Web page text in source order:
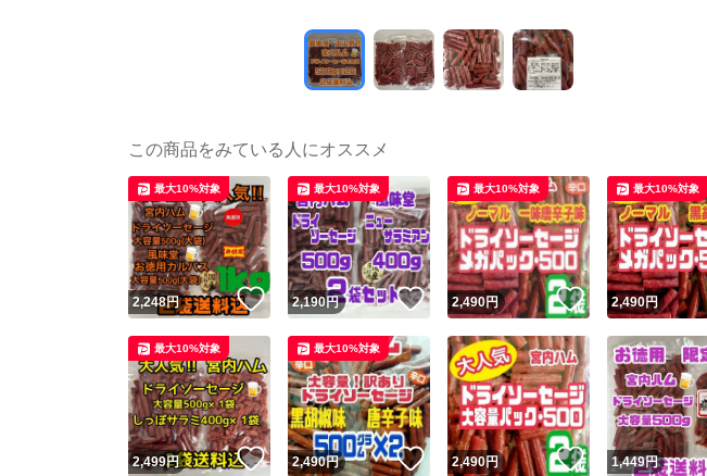
この商品をみている人にオススメ
2,248円 いいね！
最大10%対象
2,190円 いいね！
最大10%対象
2,490円 いいね！
最大10%対象
2,490円
最大10%対象
2,499円 いいね！
最大10%対象
2,490円 いいね！
最大10%対象
2,490円 いいね！
1,449円